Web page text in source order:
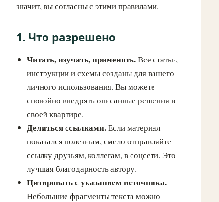
значит, вы согласны с этими правилами.
1. Что разрешено
Читать, изучать, применять.Все статьи,
инструкции и схемы созданы для вашего
личного использования. Вы можете
спокойно внедрять описанные решения в
своей квартире.
Делиться ссылками.Если материал
показался полезным, смело отправляйте
ссылку друзьям, коллегам, в соцсети. Это
лучшая благодарность автору.
Цитировать с указанием источника.
Небольшие фрагменты текста можно